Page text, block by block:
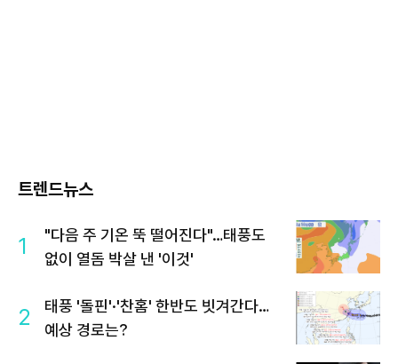
트렌드뉴스
1
"다음 주 기온 뚝 떨어진다"…태풍도
없이 열돔 박살 낸 '이것'
2
태풍 '돌핀'·'찬홈' 한반도 빗겨간다…
예상 경로는?